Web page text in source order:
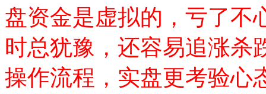
盘资金是虚拟的，亏了不
时总犹豫，还容易追涨杀
操作流程，实盘更考验心